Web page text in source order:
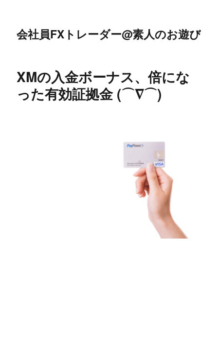
会社員FXトレーダー@素人のお遊び
XMの入金ボーナス、倍にな
った有効証拠金 (⌒∇⌒)